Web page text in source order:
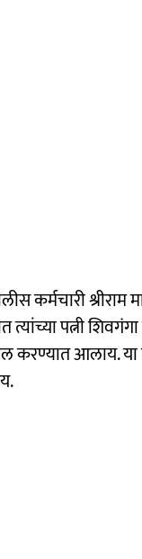
कर्मचारी श्रीराम
पत्नी शिवगंगा
करण्यात आलाय.